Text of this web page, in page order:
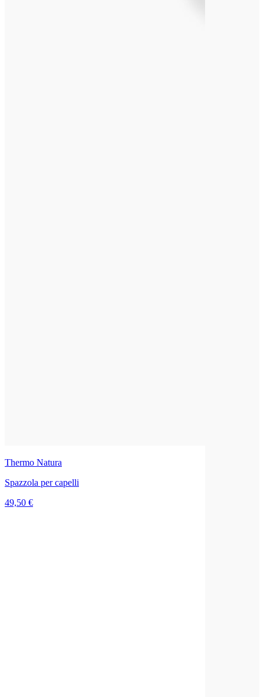
Thermo Natura
Spazzola per capelli
49,50 €